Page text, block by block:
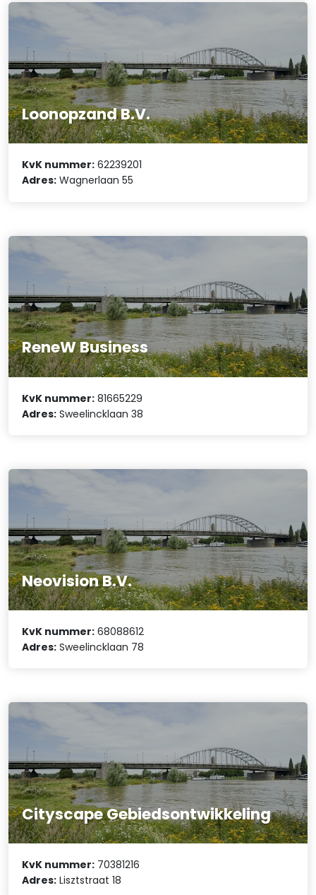
Loonopzand B.V.
KvK nummer: 62239201
Adres: Wagnerlaan 55
ReneW Business
KvK nummer: 81665229
Adres: Sweelincklaan 38
Neovision B.V.
KvK nummer: 68088612
Adres: Sweelincklaan 78
Cityscape Gebiedsontwikkeling
KvK nummer: 70381216
Adres: Lisztstraat 18